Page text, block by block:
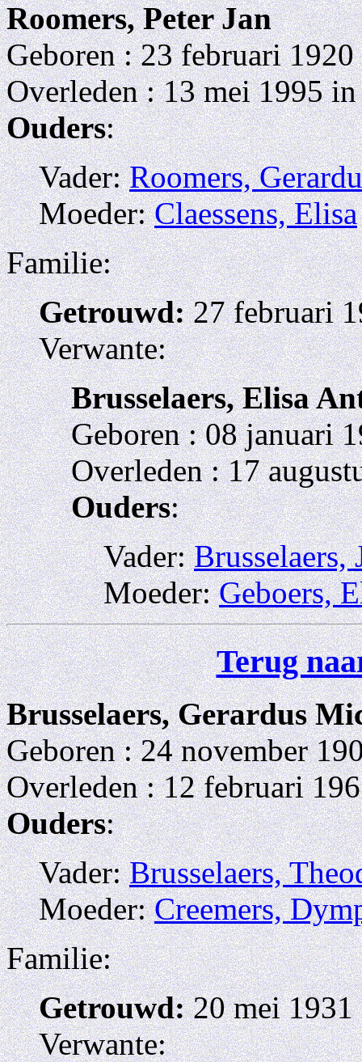
Roomers, Peter Jan
Geboren : 23 februari
Overleden : 13 mei 1995
Ouders:
Vader:Roomers,
Moeder:Claessens, Elisa
Familie:
Getrouwd:27 februari
Verwante:
Brusselaers, Elisa
Geboren : 08 januari
Overleden : 17
Ouders:
Vader:Brusselaers,
Moeder:Geboers,
Terug
Brusselaers, Gerardus
Geboren : 24 november
Overleden : 12 februari
Ouders:
Vader:Brusselaers,
Moeder:Creemers,
Familie:
Getrouwd:20 mei 1931
Verwante: